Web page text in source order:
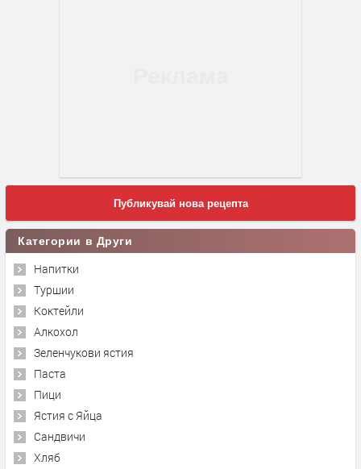
Публикувай нова рецепта
Категории в Други
Напитки
Туршии
Коктейли
Алкохол
Зеленчукови ястия
Паста
Пици
Ястия с Яйца
Сандвичи
Хляб